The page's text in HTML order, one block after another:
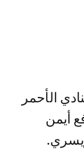
أيمن